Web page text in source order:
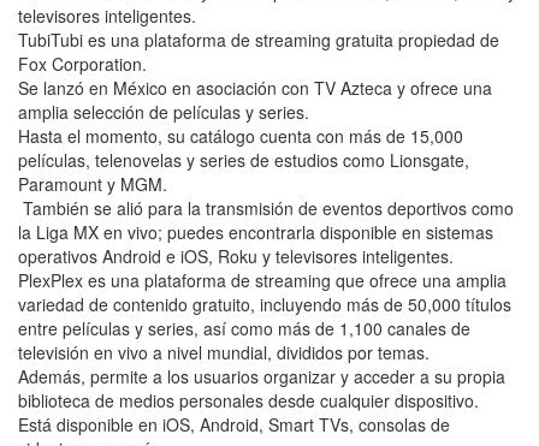
televisores inteligentes.
TubiTubi es una plataforma de streaming gratuita propiedad de
Fox Corporation.
Se lanzó en México en asociación con TV Azteca y ofrece una
amplia selección de películas y series.
Hasta el momento, su catálogo cuenta con más de 15,000
películas, telenovelas y series de estudios como Lionsgate,
Paramount y MGM.
También se alió para la transmisión de eventos deportivos como
la Liga MX en vivo; puedes encontrarla disponible en sistemas
operativos Android e iOS, Roku y televisores inteligentes.
PlexPlex es una plataforma de streaming que ofrece una amplia
variedad de contenido gratuito, incluyendo más de 50,000 títulos
entre películas y series, así como más de 1,100 canales de
televisión en vivo a nivel mundial, divididos por temas.
Además, permite a los usuarios organizar y acceder a su propia
biblioteca de medios personales desde cualquier dispositivo.
Está disponible en iOS, Android, Smart TVs, consolas de